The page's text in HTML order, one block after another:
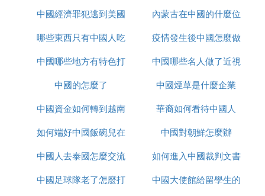
什麼
中國經濟罪犯逃到美國
怎麼辦
內蒙古在中國的什麼位
置
哪些東西只有中國人吃
疫情發生後中國怎麼做
的
中國哪些地方有特色打
鼓
中國哪些名人做了近視
手術
中國的怎麼了
中國煙草是什麼企業
中國資金如何轉到越南
炒股
華裔如何看待中國人
如何端好中國飯碗兒在
線播放
中國對朝鮮怎麼辦
中國人去泰國怎麼交流
如何進入中國裁判文書
網官網
中國足球隊老了怎麼打
中國大使館給留學生的